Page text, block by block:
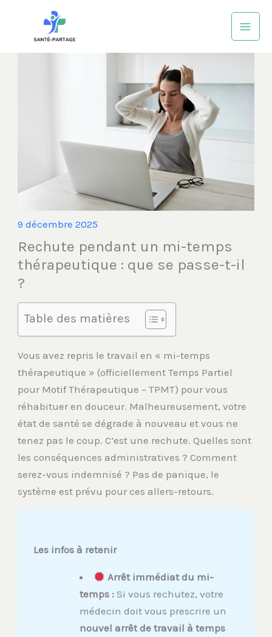
contenu
9 décembre 2025
Rechute pendant un mi-temps
thérapeutique : que se passe-t-il
?
Table des matières
Vous avez repris le travail en « mi-temps
thérapeutique » (officiellement Temps Partiel
pour Motif Thérapeutique – TPMT) pour vous
réhabituer en douceur. Malheureusement, votre
état de santé se dégrade à nouveau et vous ne
tenez pas le coup. C’est une rechute. Quelles sont
les conséquences administratives ? Comment
serez-vous indemnisé ? Pas de panique, le
système est prévu pour ces allers-retours.
Les infos à retenir
Arrêt immédiat du mi-
temps :Si vous rechutez, votre
médecin doit vous prescrire un
nouvel arrêt de travail à temps